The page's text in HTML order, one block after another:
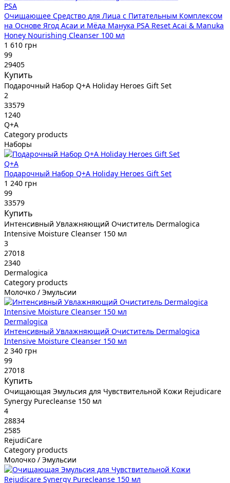
PSA
Очищающее Средство для Лица с Питательным Комплексом
на Основе Ягод Асаи и Мёда Манука PSA Reset Acai & Manuka
Honey Nourishing Cleanser 100 мл
1 610 грн
99
29405
Купить
Подарочный Набор Q+A Holiday Heroes Gift Set
2
33579
1240
Q+A
Category products
Наборы
Q+A
Подарочный Набор Q+A Holiday Heroes Gift Set
1 240 грн
99
33579
Купить
Интенсивный Увлажняющий Очиститель Dermalogica
Intensive Moisture Cleanser 150 мл
3
27018
2340
Dermalogica
Category products
Молочко / Эмульсии
Dermalogica
Интенсивный Увлажняющий Очиститель Dermalogica
Intensive Moisture Cleanser 150 мл
2 340 грн
99
27018
Купить
Очищающая Эмульсия для Чувствительной Кожи Rejudicare
Synergy Purecleanse 150 мл
4
28834
2585
RejudiCare
Category products
Молочко / Эмульсии